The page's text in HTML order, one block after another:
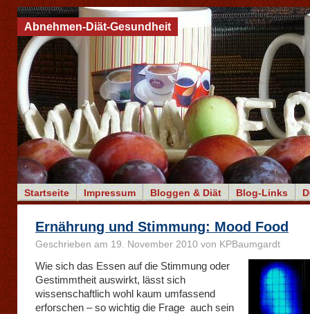
Startseite Impressum Bloggen & Diät Blog-Links
Abnehmen-Diät-Gesundheit
Ernährung und Stimmung: Mood Food
Geschrieben am 19. November 2010 von KPBaumgardt
Wie sich das Essen auf die Stimmung oder
Gestimmtheit auswirkt, lässt sich
wissenschaftlich wohl kaum umfassend
erforschen – so wichtig die Frage auch sein